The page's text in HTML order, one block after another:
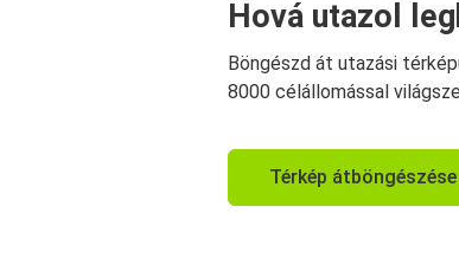
Hová utazol
Böngészd át utazási
8000 célállomással
Térkép átböngészése